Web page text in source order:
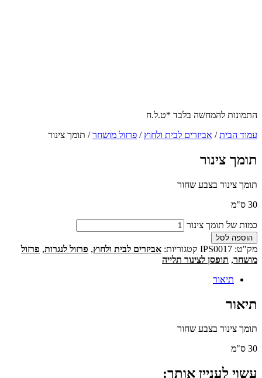
התמונות להמחשה בלבד *ט.ל.ח
עמוד הבית/ אביזרים לבית ולחוץ / פרזול מושחר/ תומך צינור
תומך צינור
תומך צינור בצבע שחור
30 ס"מ
כמות של תומך צינור
הוספה לסל
מק"ט: IPS0017 קטגוריות: אביזרים לבית ולחוץ, פרזול לנגרות, פרזול
מושחר, תופסן לצינור תלייה
תיאור
תיאור
תומך צינור בצבע שחור
30 ס"מ
עשוי לעניין אותך: